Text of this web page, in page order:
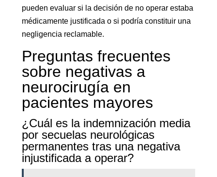
pueden evaluar si la decisión de no operar estaba
médicamente justificada o si podría constituir una
negligencia reclamable.
Preguntas frecuentes
sobre negativas a
neurocirugía en
pacientes mayores
¿Cuál es la indemnización media
por secuelas neurológicas
permanentes tras una negativa
injustificada a operar?